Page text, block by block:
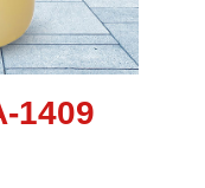
1409